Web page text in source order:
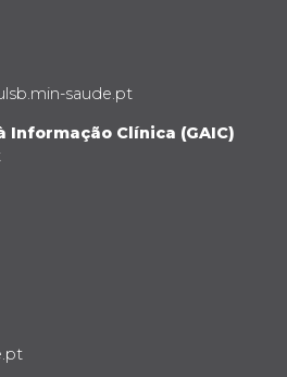
saude.pt
Informação Clínica (GAIC)